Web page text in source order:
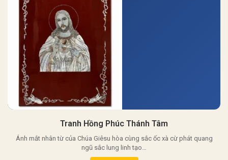
Tranh Hồng Phúc Thánh Tâm
Ánh mắt nhân từ của Chúa Giêsu hòa cùng sắc ốc xà cừ phát quang
ngũ sắc lung linh tạo…